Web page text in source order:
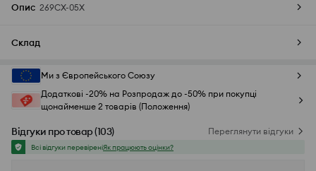
Опис 269CX-05X
Склад
Ми з Європейського Союзу
Додаткові -20% на Розпродаж до -50% при покупці
щонайменше 2 товарів (Положення)
Відгуки про товар(103) Переглянути відгуки
Всі відгуки перевіреніЯк працюють оцінки?